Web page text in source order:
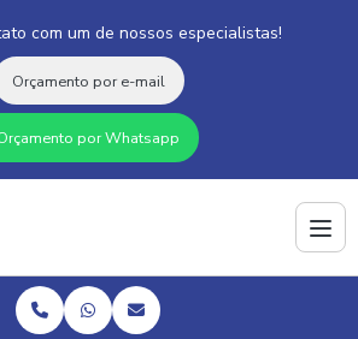
com um de nossos especialistas!
Orçamento por e-mail
por Whatsapp